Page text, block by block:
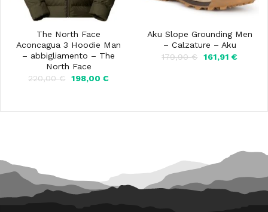
The North Face
Aconcagua 3 Hoodie Man
– abbigliamento – The
North Face
220,00€
Il
220,00 €.
198,00 €Il
198,00 €.
Aku Slope Grounding Men
– Calzature – Aku
179,90€
Il
161,91 €Il